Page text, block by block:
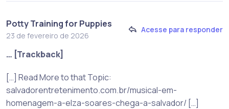
Potty Training for Puppies
23 de fevereiro de 2026
Acesse para responder
… [Trackback]
[…] Read More to that Topic:
salvadorentretenimento.com.br/musical-em-
homenagem-a-elza-soares-chega-a-salvador/ […]